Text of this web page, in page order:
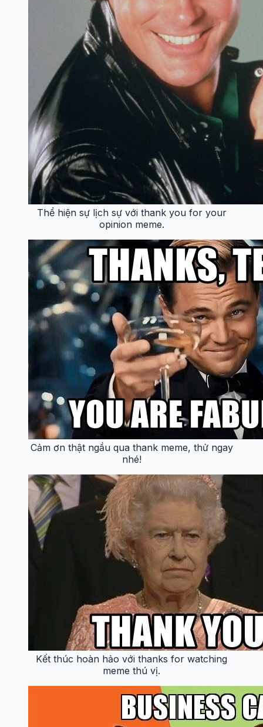
Thể hiện sự lịch sự với thank you for your
opinion meme.
Cảm ơn thật ngầu qua thank meme, thử ngay
nhé!